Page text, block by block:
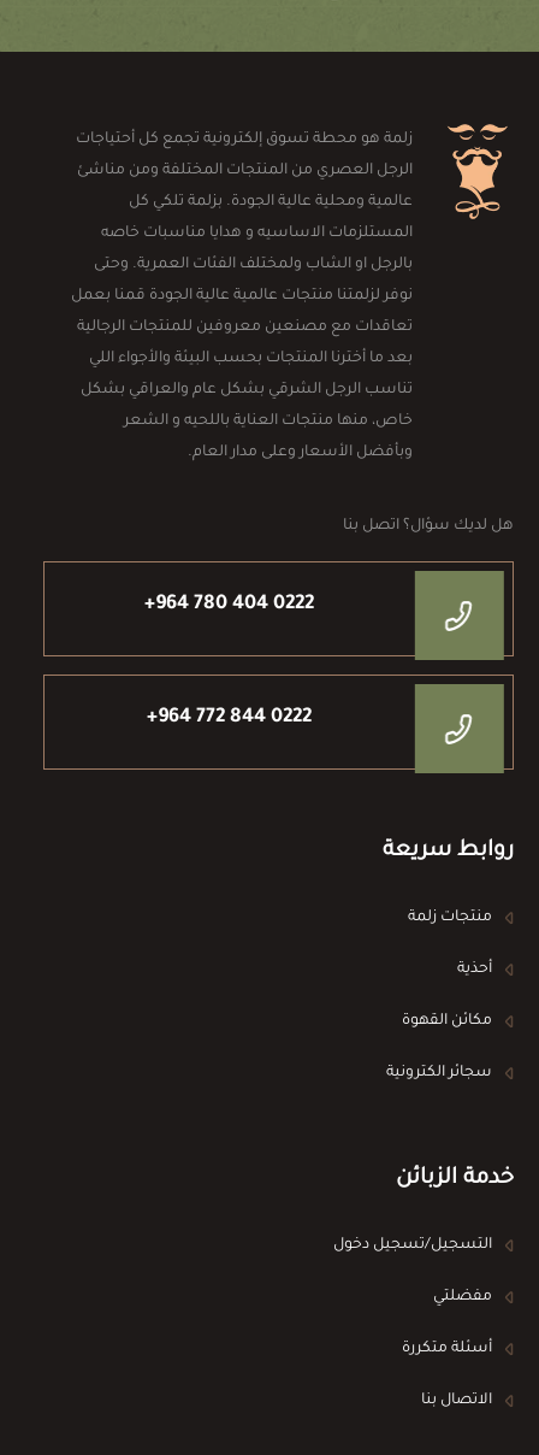
زلمة هو محطة تسوق إلكترونية تجمع كل أحتياجات
الرجل العصري من المنتجات المختلفة ومن مناشئ
عالمية ومحلية عالية الجودة. بزلمة تلكي كل
المستلزمات الاساسيه و هدايا مناسبات خاصه
بالرجل او الشاب ولمختلف الفئات العمرية. وحتى
نوفر لزلمتنا منتجات عالمية عالية الجودة قمنا بعمل
تعاقدات مع مصنعين معروفين للمنتجات الرجالية
بعد ما أخترنا المنتجات بحسب البيئة والأجواء اللي
تناسب الرجل الشرقي بشكل عام والعراقي بشكل
خاص، منها منتجات العناية باللحيه و الشعر
وبأفضل الأسعار وعلى مدار العام.
هل لديك سؤال؟ اتصل بنا
+964 780 404 0222
+964 772 844 0222
روابط سريعة
منتجات زلمة
أحذية
مكائن القهوة
سجائر الكترونية
خدمة الزبائن
التسجيل/تسجيل دخول
مفضلتي
أسئلة متكررة
الاتصال بنا